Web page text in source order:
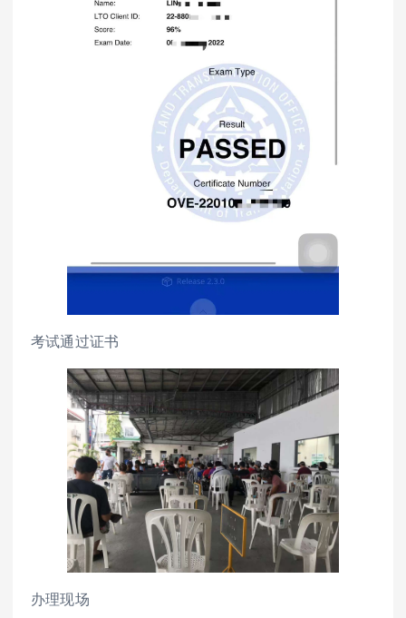
考试通过证书
办理现场